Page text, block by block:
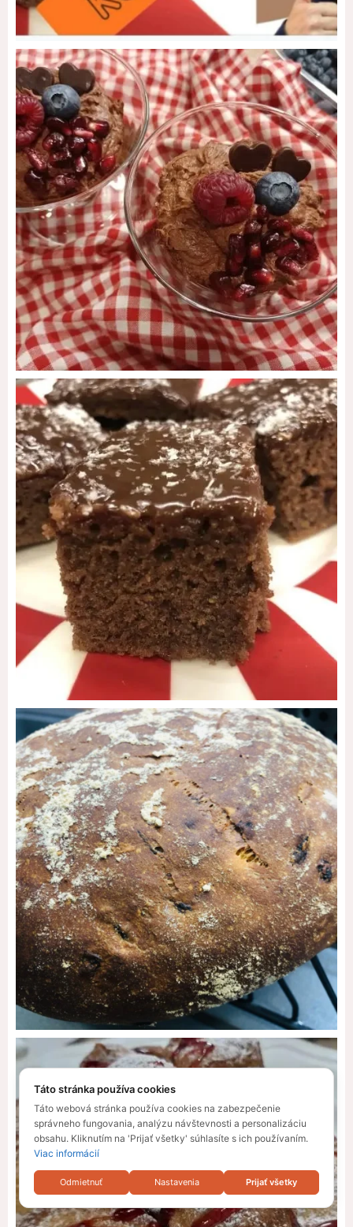
Táto stránka používa cookies
Táto webová stránka používa cookies na zabezpečenie
správneho fungovania, analýzu návštevnosti a personalizáciu
obsahu. Kliknutím na 'Prijať všetky' súhlasíte s ich používaním.
Viac informácií
Odmietnuť Nastavenia Prijať všetky